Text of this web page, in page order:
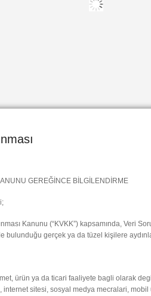
GEREĞİNCE BİLGİLENDİRME
Kanunu (“KVKK”) kapsamında, Veri
bulunduğu gerçek ya da tüzel kişilere
ürün ya da ticari faaliyete bagli olarak
internet sitesi, sosyal medya mecralari,